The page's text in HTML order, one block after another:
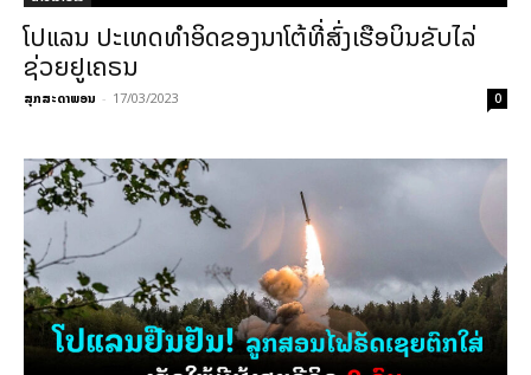
ໂປແລນ ປະເທດທຳອິດຂອງນາໂຕ້ທີ່ສົ່ງເຮືອບິນຂັບໄລ່
ຊ່ວຍຢູເຄຣນ
ສຸກສະດາພອນ - 17/03/2023 0